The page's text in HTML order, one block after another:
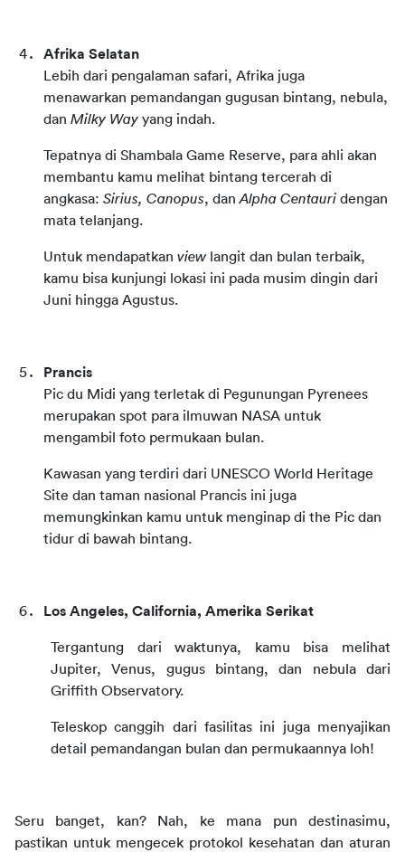
Afrika Selatan
Lebih dari pengalaman safari, Afrika juga
menawarkan pemandangan gugusan bintang, nebula,
dan Milky Way yang indah.
Tepatnya di Shambala Game Reserve, para ahli akan
membantu kamu melihat bintang tercerah di
angkasa: Sirius, Canopus, dan Alpha Centauri dengan
mata telanjang.
Untuk mendapatkan view langit dan bulan terbaik,
kamu bisa kunjungi lokasi ini pada musim dingin dari
Juni hingga Agustus.
Prancis
Pic du Midi yang terletak di Pegunungan Pyrenees
merupakan spot para ilmuwan NASA untuk
mengambil foto permukaan bulan.
Kawasan yang terdiri dari UNESCO World Heritage
Site dan taman nasional Prancis ini juga
memungkinkan kamu untuk menginap di the Pic dan
tidur di bawah bintang.
Los Angeles, California, Amerika Serikat
Tergantung dari waktunya, kamu bisa melihat
Jupiter, Venus, gugus bintang, dan nebula dari
Griffith Observatory.
Teleskop canggih dari fasilitas ini juga menyajikan
detail pemandangan bulan dan permukaannya loh!
Seru banget, kan? Nah, ke mana pun destinasimu,
pastikan untuk mengecek protokol kesehatan dan aturan